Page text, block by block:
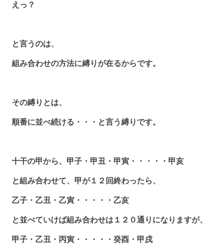
えっ？
と言うのは、
組み合わせの方法に縛りが在るからです。
その縛りとは、
順番に並べ続ける・・・と言う縛りです。
十干の甲から、甲子・甲丑・甲寅・・・・・甲亥
と組み合わせて、甲が１２回終わったら、
乙子・乙丑・乙寅・・・・・乙亥
と並べていけば組み合わせは１２０通りになりますが、
甲子・乙丑・丙寅・・・・・癸酉・甲戌